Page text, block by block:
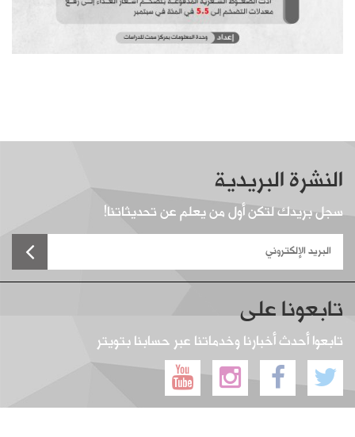
النشرة البريدية
سجل بريدك لتكن أول من يعلم عن تحديثاتنا!
تابعونا على
تابعوا أحدث أخبارنا وخدماتنا عبر حسابنا بتويتر